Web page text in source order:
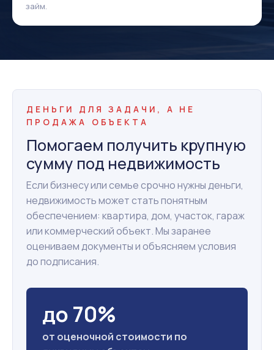
займ.
ДЕНЬГИ ДЛЯ ЗАДАЧИ, А НЕ
ПРОДАЖА ОБЪЕКТА
Помогаем получить крупную
сумму под недвижимость
Если бизнесу или семье срочно нужны деньги,
недвижимость может стать понятным
обеспечением: квартира, дом, участок, гараж
или коммерческий объект. Мы заранее
оцениваем документы и объясняем условия
до подписания.
до 70%
от оценочной стоимости по